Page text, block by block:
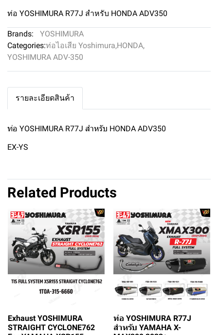
ท่อ YOSHIMURA R77J สำหรับ HONDA ADV350
Brands:
YOSHIMURA
Categories:ท่อไอเสีย Yoshimura,HONDA,
YOSHIMURA ADV-350
รายละเอียดสินค้า
ท่อ YOSHIMURA R77J สำหรับ HONDA ADV350
EX-YS
Related Products
Exhaust YOSHIMURA
STRAIGHT CYCLONE762
ท่อ YOSHIMURA R77J
สำหรับ YAMAHA X-